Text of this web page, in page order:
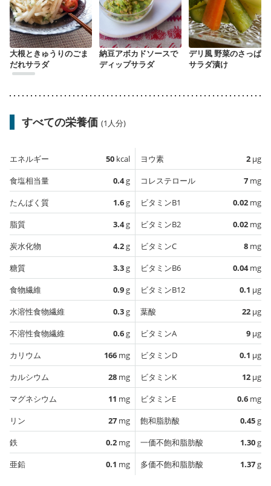
大根ときゅうりのごま
だれサラダ
納豆アボカドソースで
ディップサラダ
デリ風 野菜のさっぱり
サラダ漬け
すべての栄養価 (1人分)
エネルギー 50 kcal
食塩相当量
0.4g
たんぱく質
1.6g
脂質
3.4g
炭水化物
4.2g
糖質
3.3g
食物繊維
0.9g
水溶性食物繊維
0.3g
不溶性食物繊維
0.6g
カリウム
166 mg
カルシウム
28 mg
マグネシウム
11 mg
リン
27 mg
鉄
0.2 mg
亜鉛
0.1 mg
ヨウ素 2 µg
コレステロール
7 mg
ビタミンB1
0.02 mg
ビタミンB2
0.02 mg
ビタミンC
8 mg
ビタミンB6
0.04mg
ビタミンB12
0.1 µg
葉酸
22 µg
ビタミンA
9 µg
ビタミンD
0.1 µg
ビタミンK
12 µg
ビタミンE
0.6 mg
飽和脂肪酸
0.45g
一価不飽和脂肪酸
1.30g
多価不飽和脂肪酸
1.37g